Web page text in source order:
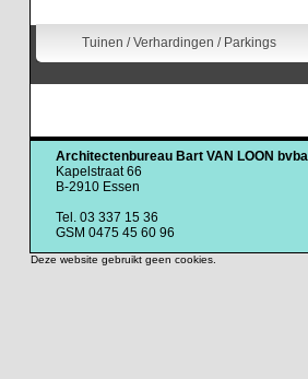
Tuinen / Verhardingen / Parkings
Architectenbureau Bart VAN LOON bvba
Kapelstraat 66
B-2910 Essen
Tel. 03 337 15 36
GSM 0475 45 60 96
Deze website gebruikt geen cookies.